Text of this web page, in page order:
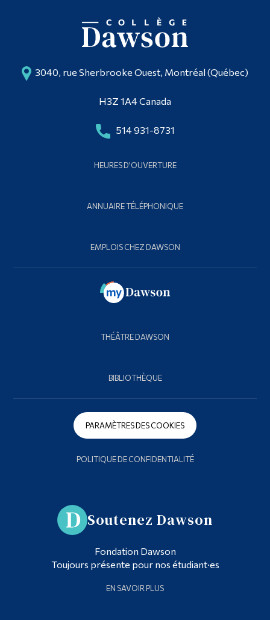
3040, rue Sherbrooke Ouest, Montréal (Québec)
H3Z 1A4 Canada
514 931-8731
HEURES D'OUVERTURE
ANNUAIRE TÉLÉPHONIQUE
EMPLOIS CHEZ DAWSON
THÉÂTRE DAWSON
BIBLIOTHÈQUE
PARAMÈTRES DES COOKIES
POLITIQUE DE CONFIDENTIALITÉ
Soutenez Dawson
Fondation Dawson
Toujours présente pour nos étudiant·es
EN SAVOIR PLUS